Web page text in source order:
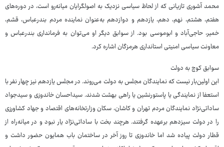
محمد آشوری تازیانی که از لحاظ سیاسی نزدیک به اصولگرایان میانه‌رو است، در دوره‌های
هفتم، هشتم، نهم، دهم، یازدهم و دوازدهم به‌عنوان نماینده مردم بندرعباس، قشم،
خمیر، حاجی‌آباد و ابوموسی بود. از سوابق دیگر او می‌توان به فرمانداری بندرعباس و
معاونت سیاسی امنیتی استانداری هرمزگان اشاره کرد.
سوابق کوچ به دولت
این اولین‌بار نیست که نمایندگان مجلس به دولت می‌روند. در مجلس یازدهم نیز چهار نفر با
استعفا از نمایندگی یا پاستورنشین یا راهی بهشت شدند. سیداحسان خاندوزی و سیدجواد
ساداتی‌نژاد نمایندگان مردم تهران و کاشان، سکان وزارتخانه‌های اقتصاد و جهاد کشاورزی
را در دولت سیزدهم برعهده گرفتند. هرچند بخت با ساداتی‌نژاد یار نبود و در میانه‌راه از
قطار دولت پیاده شد اما خاندوزی تا روز آخر در ساختمان باب همایون حضور داشت و